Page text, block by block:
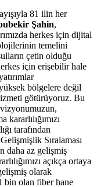
81 ilin her
Şahin,
herkes için dijital
temelini
çetin olduğu
için erişebilir hale
bölgelere değil
götürüyoruz. Bu
tarafından
Sıralaması
daha az gelişmiş
açıkça ortaya
olarak
bin olan fiber hane